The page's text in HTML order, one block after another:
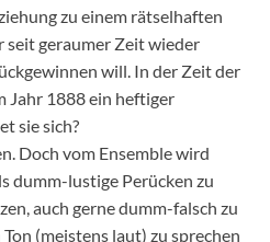
zu einem rätselhaften
seit geraumer Zeit wieder
will. In der Zeit der
Jahr 1888 ein heftiger
sie sich?
Doch vom Ensemble wird
dumm-lustige Perücken zu
auch gerne dumm-falsch zu
(meistens laut) zu sprechen